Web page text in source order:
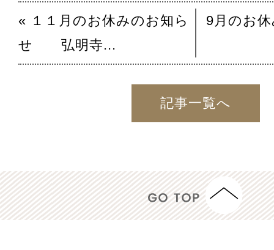
« １１月のお休みのお知ら
せ 弘明寺...
9月のお
記事一覧へ